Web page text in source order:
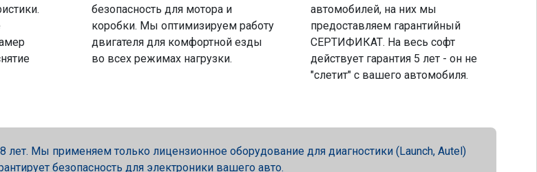
безопасность для мотора и
коробки. Мы оптимизируем работу
двигателя для комфортной езды
во всех режимах нагрузки.
автомобилей, на них мы
предоставляем гарантийный
СЕРТИФИКАТ. На весь софт
действует гарантия 5 лет - он не
"слетит" с вашего автомобиля.
Мы применяем только лицензионное оборудование для диагностики (Launch, Autel)
безопасность для электроники вашего авто.